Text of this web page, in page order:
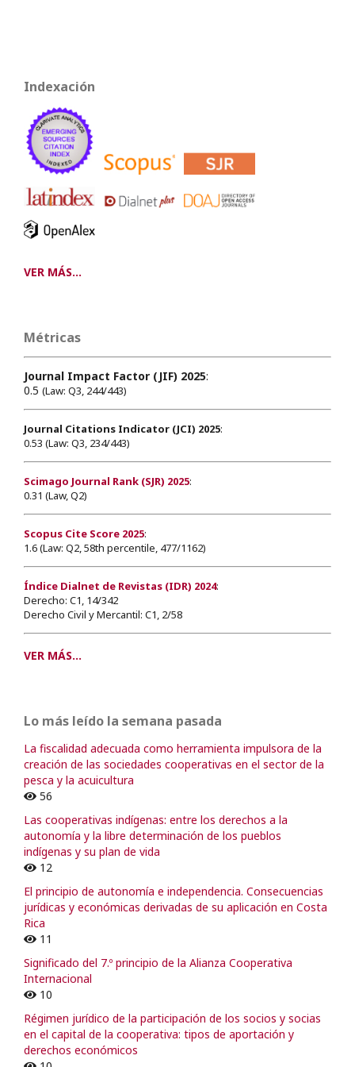
Indexación
VER MÁS...
Métricas
Journal Impact Factor (JIF) 2025:
0.5 (Law: Q3, 244/443)
Journal Citations Indicator (JCI) 2025:
0.53 (Law: Q3, 234/443)
Scimago Journal Rank (SJR) 2025:
0.31 (Law, Q2)
Scopus Cite Score 2025:
1.6 (Law: Q2, 58th percentile, 477/1162)
Índice Dialnet de Revistas (IDR) 2024:
Derecho: C1, 14/342
Derecho Civil y Mercantil: C1, 2/58
VER MÁS...
Lo más leído la semana pasada
La fiscalidad adecuada como herramienta impulsora de la
creación de las sociedades cooperativas en el sector de la
pesca y la acuicultura
56
Las cooperativas indígenas: entre los derechos a la
autonomía y la libre determinación de los pueblos
indígenas y su plan de vida
12
El principio de autonomía e independencia. Consecuencias
jurídicas y económicas derivadas de su aplicación en Costa
Rica
11
Significado del 7.º principio de la Alianza Cooperativa
Internacional
10
Régimen jurídico de la participación de los socios y socias
en el capital de la cooperativa: tipos de aportación y
derechos económicos